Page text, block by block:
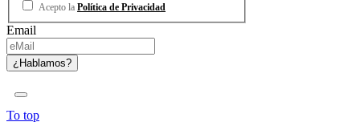
Acepto la Política de Privacidad
Email
To top